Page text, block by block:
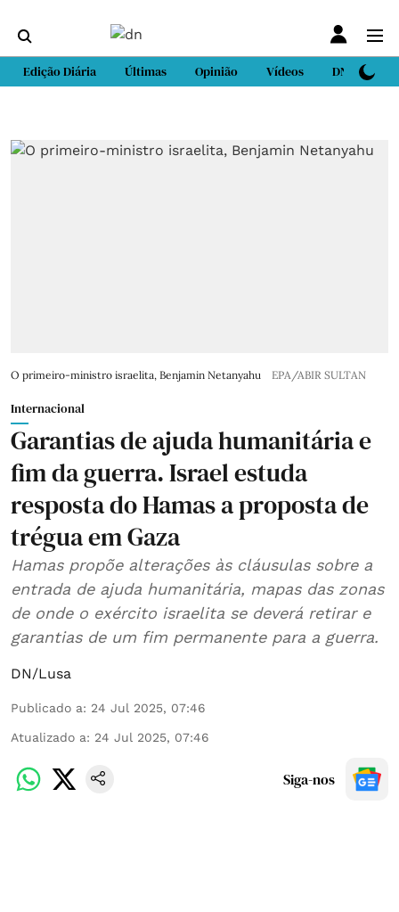
Edição Diária Últimas Opinião Vídeos DN Sport
O primeiro-ministro israelita, Benjamin Netanyahu EPA/ABIR SULTAN
Internacional
Garantias de ajuda humanitária e
fim da guerra. Israel estuda
resposta do Hamas a proposta de
trégua em Gaza
Hamas propõe alterações às cláusulas sobre a
entrada de ajuda humanitária, mapas das zonas
de onde o exército israelita se deverá retirar e
garantias de um fim permanente para a guerra.
DN/Lusa
Publicado a: 24 Jul 2025, 07:46
Atualizado a: 24 Jul 2025, 07:46
Siga-nos